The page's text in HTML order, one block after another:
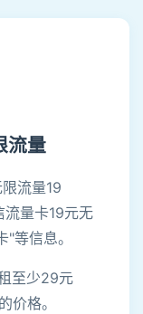
流量
流量19
流量卡19元无
等信息。
至少29元
价格。